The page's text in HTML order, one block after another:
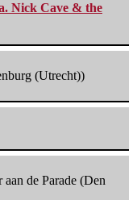
Nick Cave & the
(Utrecht))
aan de Parade (Den